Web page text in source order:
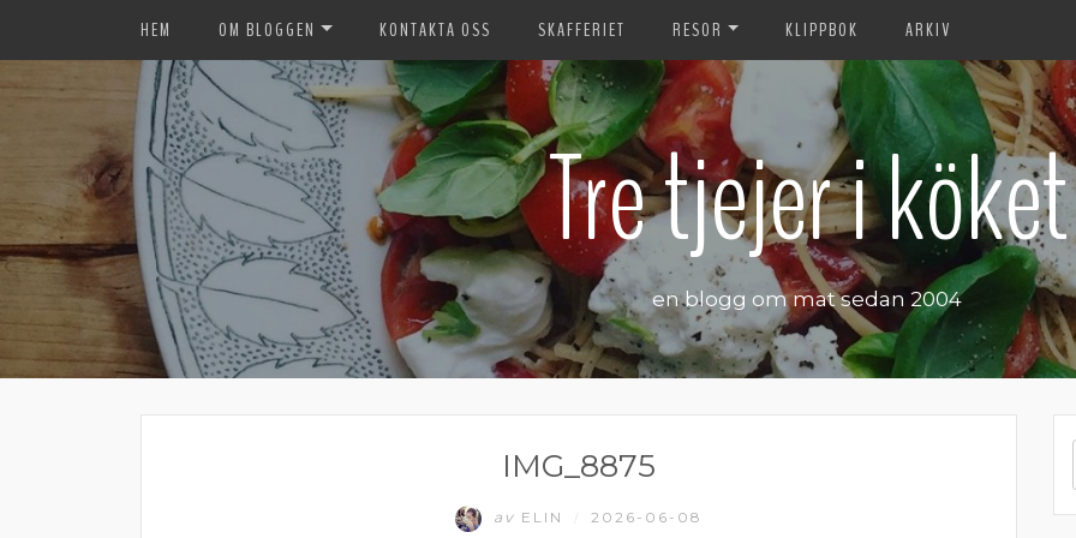
HEM OM BLOGGEN KONTAKTA OSS SKAFFERIET RESOR KLIPPBOK ARKIV
Tre tjejer i köket
en blogg om mat sedan 2004
IMG_8875
av ELIN 2026-06-08